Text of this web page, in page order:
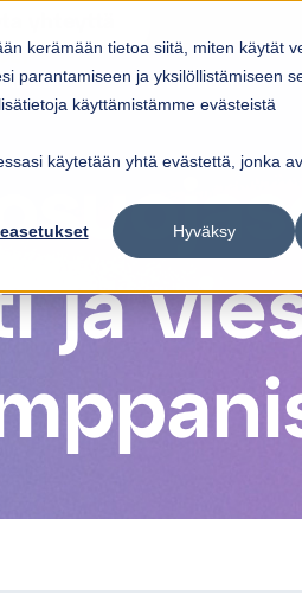
kerämään tietoa siitä, miten käytät
parantamiseen ja yksilöllistämiseen
käyttämistämme evästeistä
käytetään yhtä evästettä, jonka
Hyväksy
forPalvelut
Show submenu for
Referenssit
ja